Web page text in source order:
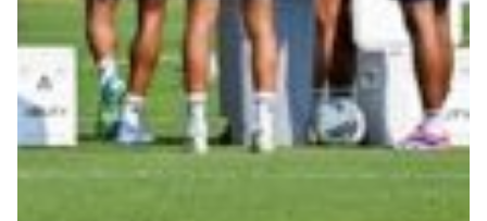
Robe di Kappa x Genoa
Vintage Collection
Red&Blue Voices